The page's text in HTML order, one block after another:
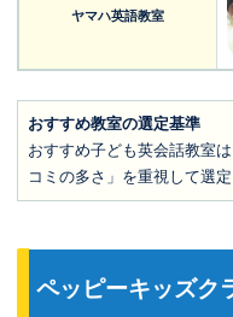
ヤマハ英語教室
おすすめ教室の選定基準
おすすめ子ども英会話教室
コミの多さ」を重視して選定
ペッピーキッズク